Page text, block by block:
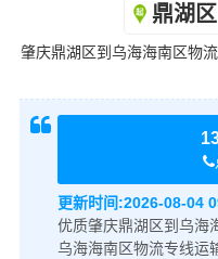
鼎湖区
肇庆鼎湖区到乌海海南区物
更新时间:2026-08-04
优质肇庆鼎湖区到乌海
乌海海南区物流专线运